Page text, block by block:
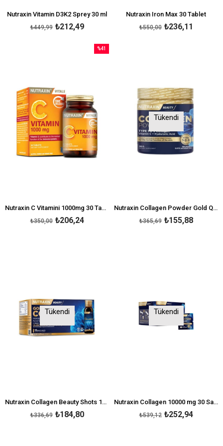
Nutraxin Vitamin D3K2 Sprey 30 ml
₺212,49
₺449,99
Nutraxin Iron Max 30 Tablet
₺236,11
₺550,00
Nutraxin C Vitamini 1000mg 30 Tablet
₺206,24
₺350,00
%41
Tükendi
Nutraxin Collagen Powder Gold Quality 300 gr
₺155,88
₺365,69
Tükendi
Nutraxin Collagen Beauty Shots 10 x 50 ml
₺184,80
₺336,69
Tükendi
Nutraxin Collagen 10000 mg 30 Saşe Ananas
₺252,94
₺539,12